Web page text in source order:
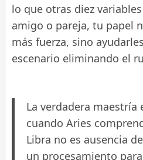
lo que otras diez
amigo o pareja, tu papel
más fuerza, sino
escenario eliminando el
La verdadera maestría
cuando Aries
Libra no es ausencia
un procesamiento